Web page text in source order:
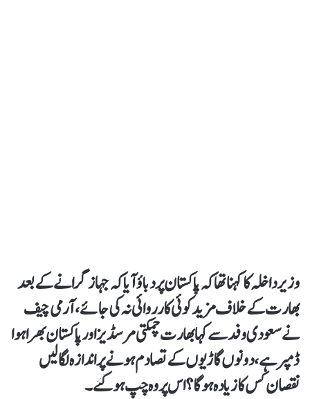
وزیر داخلہ کا کہنا تھاکہ پاکستان پر دباؤ آیا کہ جہاز گرانے کے بعد
بھارت کے خلاف مزید کوئی کارروائی نہ کی جائے، آرمی چیف
نے سعودی وفد سے کہا بھارت چمکتی مرسڈیز اور پاکستان بھرا ہوا
ڈمپر ہے، دونوں گاڑیوں کے تصادم ہونے پر اندازہ لگالیں
نقصان کس کا زیادہ ہوگا؟ اس پر وہ چپ ہوگئے۔